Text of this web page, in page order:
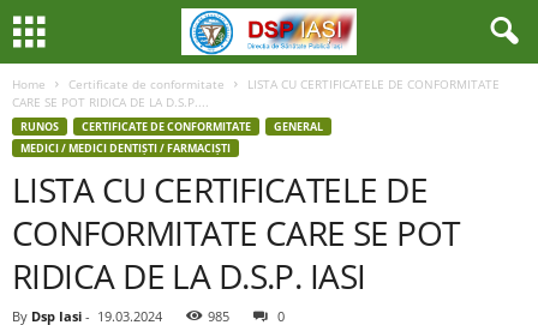
Home Certificate de conformitate
LISTA CU CERTIFICATELE DE CONFORMITATE
CARE SE POT RIDICA DE LA D.S.P....
RUNOS CERTIFICATE DE CONFORMITATE
GENERAL
MEDICI / MEDICI DENTIȘTI / FARMACIȘTI
LISTA CU CERTIFICATELE DE
CONFORMITATE CARE SE POT
RIDICA DE LA D.S.P. IASI
By Dsp Iasi - 19.03.2024 985 0